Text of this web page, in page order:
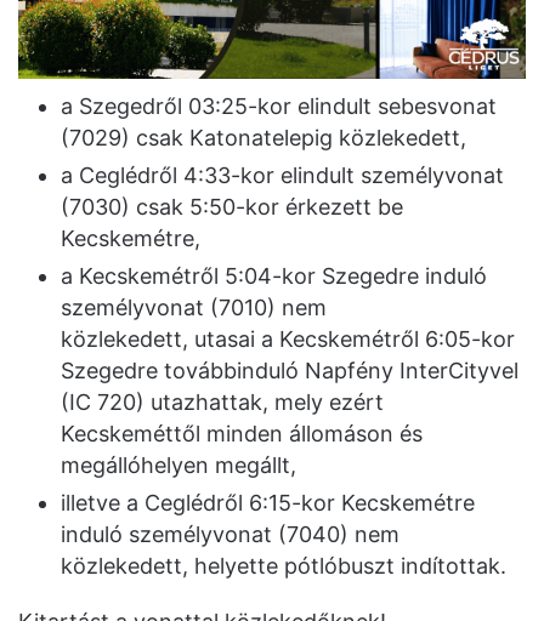
a Szegedről 03:25-kor elindult sebesvonat
(7029) csak Katonatelepig közlekedett,
a Ceglédről 4:33-kor elindult személyvonat
(7030) csak 5:50-kor érkezett be
Kecskemétre,
a Kecskemétről 5:04-kor Szegedre induló
személyvonat (7010) nem
közlekedett, utasai a Kecskemétről 6:05-kor
Szegedre továbbinduló Napfény InterCityvel
(IC 720) utazhattak, mely ezért
Kecskeméttől minden állomáson és
megállóhelyen megállt,
illetve a Ceglédről 6:15-kor Kecskemétre
induló személyvonat (7040) nem
közlekedett, helyette pótlóbuszt indítottak.